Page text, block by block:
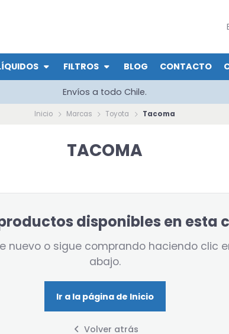
FILTROS BLOG CONTACTO
Envíos a todo Chile.
Inicio Marcas Toyota Tacoma
TACOMA
disponibles en esta
nuevo o sigue comprando haciendo clic
abajo.
Ir a la página de Inicio
Volver atrás